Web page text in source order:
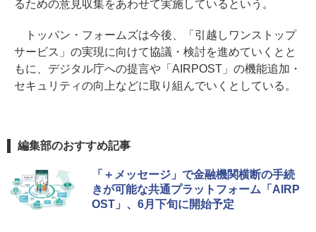
るための意見収集をあわせて実施しているという。
トッパン・フォームズは今後、「引越しワンストップ
サービス」の実現に向けて協議・検討を進めていくとと
もに、デジタル庁への提言や「AIRPOST」の機能追加・
セキュリティの向上などに取り組んでいくとしている。
編集部のおすすめ記事
「＋メッセージ」で金融機関横断の手続
きが可能な共通プラットフォーム「AIRP
OST」、6月下旬に開始予定